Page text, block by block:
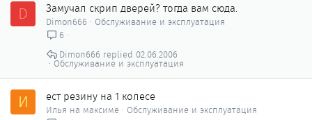
D Замучал скрип дверей? тогда вам сюда.
Dimon666
Обслуживание и эксплуатация
6
Обслуживание и эксплуатация
02.06.2006
Dimon666
И ест резину на 1 колесе
Илья на максиме
Обслуживание и эксплуатация